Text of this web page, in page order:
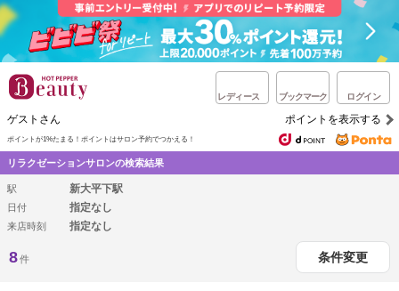
レディース ブックマーク ログイン
ゲストさん ポイントを表示する
ポイントが1%たまる！ ポイントはサロン予約でつかえる！
リラクゼーションサロンの検索結果
駅 新大平下駅
日付 指定なし
来店時刻 指定なし
8件 条件変更